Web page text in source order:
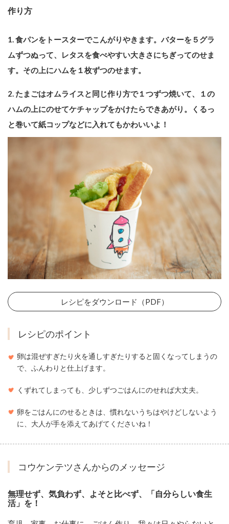
作り方
1. 食パンをトースターでこんがりやきます。バターを５グラ
ムずつぬって、レタスを食べやすい大きさにちぎってのせま
す。その上にハムを１枚ずつのせます。
2. たまごはオムライスと同じ作り方で１つずつ焼いて、１の
ハムの上にのせてケチャップをかけたらできあがり。くるっ
と巻いて紙コップなどに入れてもかわいいよ！
レシピをダウンロード（PDF）
レシピのポイント
卵は混ぜすぎたり火を通しすぎたりすると固くなってしまうの
で、ふんわりと仕上げます。
くずれてしまっても、少しずつごはんにのせれば大丈夫。
卵をごはんにのせるときは、慣れないうちはやけどしないよう
に、大人が手を添えてあげてくださいね！
コウケンテツさんからのメッセージ
無理せず、気負わず、よそと比べず、「自分らしい食生
活」を！